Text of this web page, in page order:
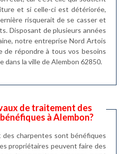
et si celle-ci est détériorée,
risquerait de se casser et
Disposant de plusieurs années
notre entreprise Nord Artois
de répondre à tous vos besoins
dans la ville de Alembon 62850.
de traitement des
à Alembon?
charpentes sont bénéfiques
propriétaires peuvent faire des